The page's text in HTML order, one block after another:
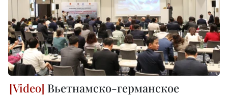
Вьетнамско-германское